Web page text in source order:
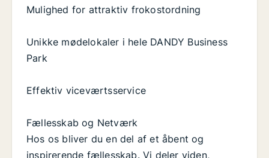
Mulighed for attraktiv frokostordning
Unikke mødelokaler i hele DANDY Business
Park
Effektiv viceværtsservice
Fællesskab og Netværk
Hos os bliver du en del af et åbent og
inspirerende fællesskab. Vi deler viden,